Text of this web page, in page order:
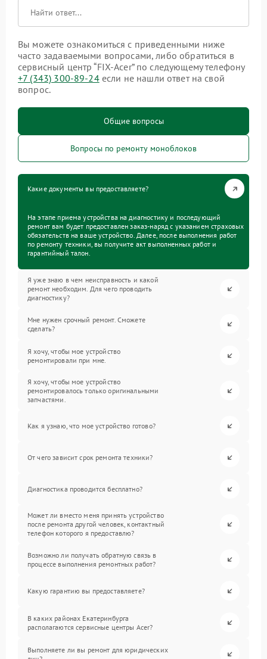
Вы можете ознакомиться с приведенными ниже
часто задаваемыми вопросами, либо обратиться в
сервисный центр “FIX-Acer” по следующему телефону
+7 (343) 300-89-24если не нашли ответ на свой
вопрос.
Общие вопросы
Вопросы по ремонту моноблоков
Какие документы вы предоставляете?
На этапе приема устройства на диагностику и последующий
ремонт вам будет предоставлен заказ-наряд с указанием страховых
обязательств на ваше устройство. Далее, после выполнения работ
по ремонту техники, вы получите акт выполненных работ и
гарантийный талон.
Я уже знаю в чем неисправность и какой
ремонт необходим. Для чего проводить
диагностику?
Мне нужен срочный ремонт. Сможете
сделать?
Я хочу, чтобы мое устройство
ремонтировали при мне.
Я хочу, чтобы мое устройство
ремонтировалось только оригинальными
запчастями.
Как я узнаю, что мое устройство готово?
От чего зависит срок ремонта техники?
Диагностика проводится бесплатно?
Может ли вместо меня принять устройство
после ремонта другой человек, контактный
телефон которого я предоставлю?
Возможно ли получать обратную связь в
процессе выполнения ремонтных работ?
Какую гарантию вы предоставляете?
В каких районах Екатеринбурга
располагаются сервисные центры Acer?
Выполняете ли вы ремонт для юридических